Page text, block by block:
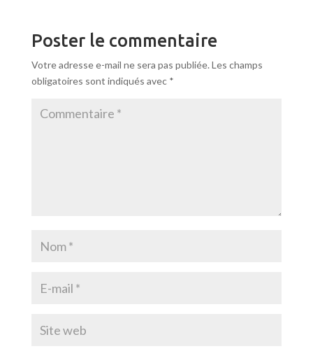
Poster le commentaire
Votre adresse e-mail ne sera pas publiée. Les champs
obligatoires sont indiqués avec *